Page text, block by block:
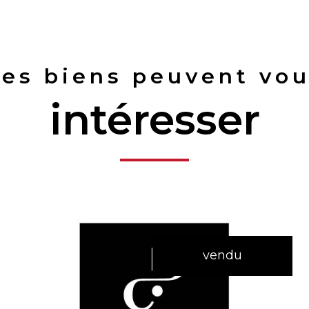
biens peuvent
intéresser
vendu
voir le bien